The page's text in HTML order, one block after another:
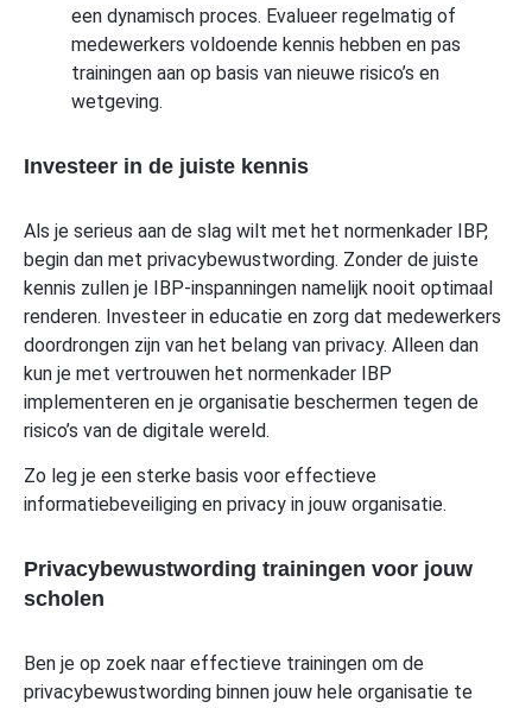
een dynamisch proces. Evalueer regelmatig of
medewerkers voldoende kennis hebben en pas
trainingen aan op basis van nieuwe risico’s en
wetgeving.
Investeer in de juiste kennis
Als je serieus aan de slag wilt met het normenkader IBP,
begin dan met privacybewustwording. Zonder de juiste
kennis zullen je IBP-inspanningen namelijk nooit optimaal
renderen. Investeer in educatie en zorg dat medewerkers
doordrongen zijn van het belang van privacy. Alleen dan
kun je met vertrouwen het normenkader IBP
implementeren en je organisatie beschermen tegen de
risico’s van de digitale wereld.
Zo leg je een sterke basis voor effectieve
informatiebeveiliging en privacy in jouw organisatie.
Privacybewustwording trainingen voor jouw
scholen
Ben je op zoek naar effectieve trainingen om de
privacybewustwording binnen jouw hele organisatie te